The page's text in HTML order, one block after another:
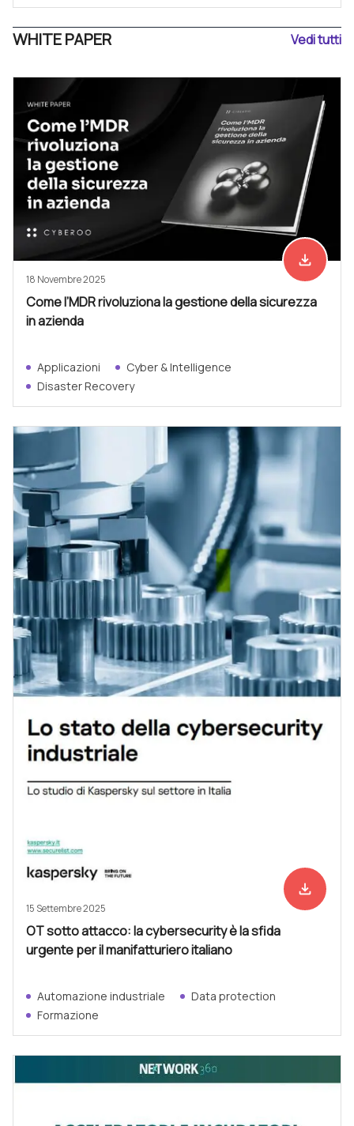
WHITE PAPER Vedi tutti
Scarica
file_download
18 Novembre 2025
Come l’MDR rivoluziona la gestione della sicurezza
in azienda
Applicazioni
Cyber & Intelligence
Disaster Recovery
Scarica
file_download
15 Settembre 2025
OT sotto attacco: la cybersecurity è la sfida
urgente per il manifatturiero italiano
Automazione industriale
Data protection
Formazione